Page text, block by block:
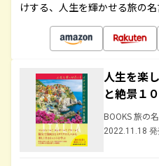
けする、人生を輝かせる旅の
人生を楽
と絶景１
BOOKS 旅の
2022.11.18